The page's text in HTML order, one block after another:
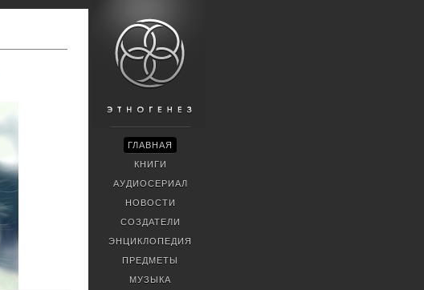
ГЛАВНАЯ
КНИГИ
АУДИОСЕРИАЛ
НОВОСТИ
СОЗДАТЕЛИ
ЭНЦИКЛОПЕДИЯ
ПРЕДМЕТЫ
МУЗЫКА